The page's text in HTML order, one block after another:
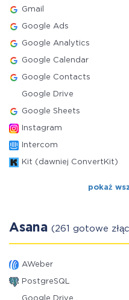
Gmail
Google Ads
Google Analytics
Google Calendar
Google Contacts
Google Drive
Google Sheets
Instagram
Intercom
Kit (dawniej ConvertKit)
pokaż
Asana (261 gotowe
AWeber
PostgreSQL
Google Drive